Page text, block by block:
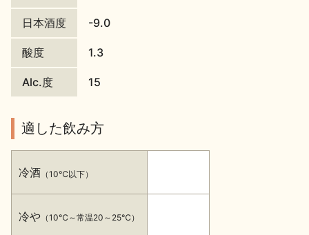
日本酒の楽しみ方特集
イベント情報TOP
日本酒度 -9.0
酸度 1.3
Alc.度 15
適した飲み方
冷酒 （10℃以下）
冷や （10℃～常温20～25℃）